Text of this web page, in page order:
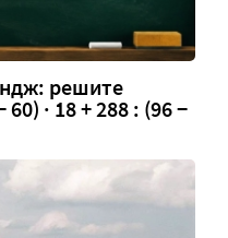
решите
· 18 + 288 : (96 −